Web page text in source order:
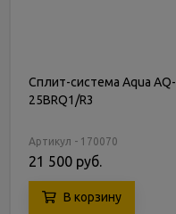
Сплит-система Aqua AQ-
25BRQ1/R3
Артикул - 170070
21 500 руб.
В корзину